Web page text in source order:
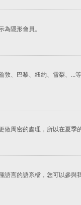
隱形會員。
、巴黎、紐約、雪梨、...
周密的處理，所以在夏季
言的語系檔，您可以參